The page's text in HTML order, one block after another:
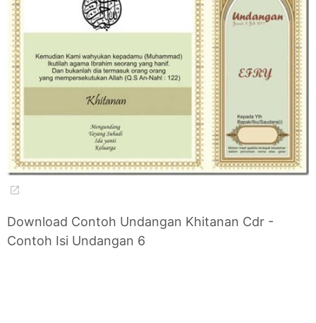
Download Contoh Undangan Khitanan Cdr -
Contoh Isi Undangan 6